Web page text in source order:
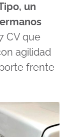
un
CV que
agilidad
frente